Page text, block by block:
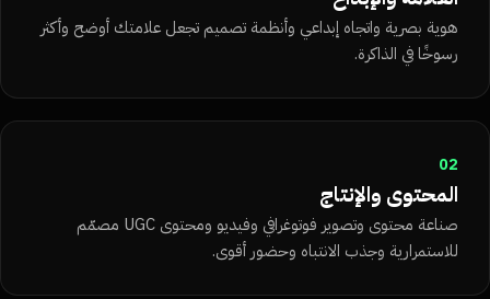
هوية بصرية واتجاه إبداعي وأنظمة تصميم تجعل علامتك أوضح وأكثر
رسوخًا في الذاكرة.
02
المحتوى والإنتاج
صناعة محتوى وتصوير فوتوغرافي وفيديو ومحتوى UGC مصمّم
للاستمرارية وجذب الانتباه وحضور أقوى.